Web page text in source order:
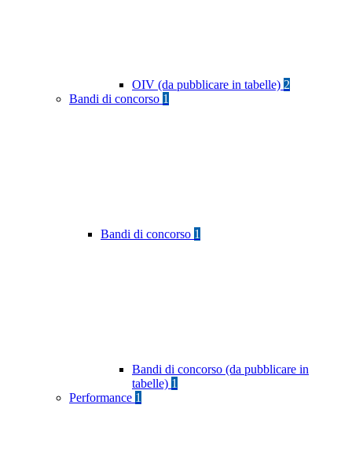
OIV (da pubblicare in tabelle) 2
Bandi di concorso 1
Bandi di concorso 1
Bandi di concorso (da pubblicare in
tabelle) 1
Performance 1